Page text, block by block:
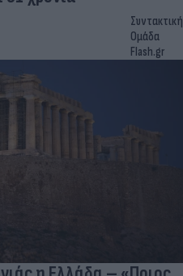
Συντακτική
Ομάδα
Flash.gr